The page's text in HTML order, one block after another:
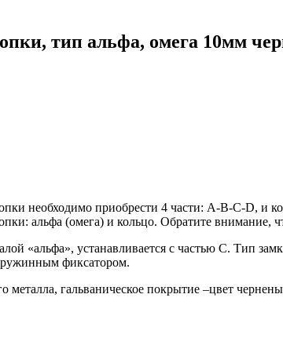
тип альфа, омега 10мм
необходимо приобрести 4 части: A-B-C-D, и
альфа (омега) и кольцо. Обратите внимание,
«альфа», устанавливается с частью С. Тип
фиксатором.
металла, гальваническое покрытие –цвет